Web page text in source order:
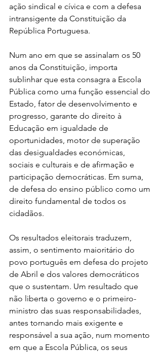
ação sindical e cívica e com a defesa
intransigente da Constituição da
República Portuguesa.
Num ano em que se assinalam os 50
anos da Constituição, importa
sublinhar que esta consagra a Escola
Pública como uma função essencial do
Estado, fator de desenvolvimento e
progresso, garante do direito à
Educação em igualdade de
oportunidades, motor de superação
das desigualdades económicas,
sociais e culturais e de afirmação e
participação democráticas. Em suma,
de defesa do ensino público como um
direito fundamental de todos os
cidadãos.
Os resultados eleitorais traduzem,
assim, o sentimento maioritário do
povo português em defesa do projeto
de Abril e dos valores democráticos
que o sustentam. Um resultado que
não liberta o governo e o primeiro-
ministro das suas responsabilidades,
antes tornando mais exigente e
responsável a sua ação, num momento
em que a Escola Pública, os seus